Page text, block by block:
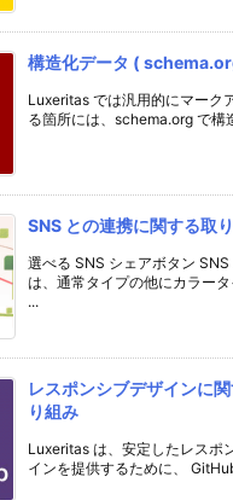
構造化データ (
Luxeritas では汎用的にマーク
る箇所には、schema.org で構
SNS との連携に関する取
選べる SNS シェアボタン SNS
は、通常タイプの他にカラー
...
レスポンシブデザインに
り組み
Luxeritas は、安定したレスポ
インを提供するために、